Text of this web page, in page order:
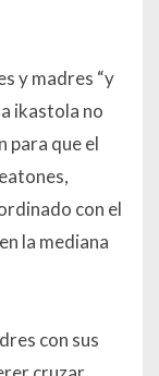
y madres “y
ikastola no
para que el
con el
la mediana
con sus